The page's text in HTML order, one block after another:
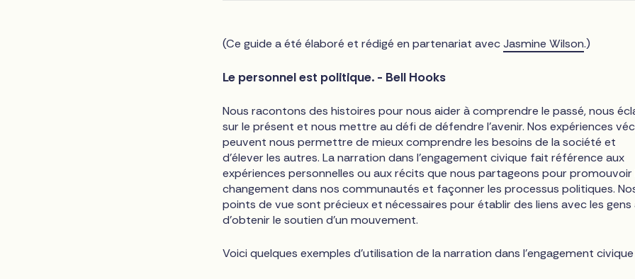
(Ce guide a été élaboré et rédigé en partenariat avecJasmine Wilson.)
Le personnel est politique. - Bell Hooks
Nous racontons des histoires pour nous aider à comprendre le passé, nous
sur le présent et nous mettre au défi de défendre l'avenir. Nos expériences
peuvent nous permettre de mieux comprendre les besoins de la société et
d'élever les autres. La narration dans l'engagement civique fait référence aux
expériences personnelles ou aux récits que nous partageons pour promouvoir
changement dans nos communautés et façonner les processus politiques.
points de vue sont précieux et nécessaires pour établir des liens avec les gens
d'obtenir le soutien d'un mouvement.
Voici quelques exemples d'utilisation de la narration dans l'engagement civique